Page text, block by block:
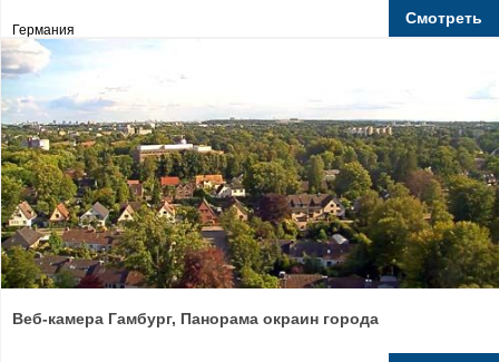
Германия
Смотреть
Веб-камера Гамбург, Панорама окраин города